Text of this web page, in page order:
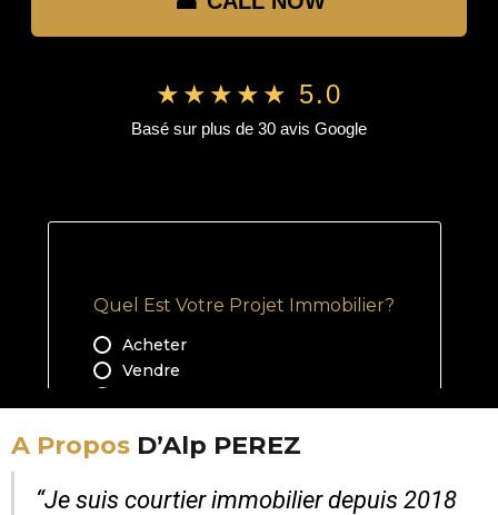
★★★★★ 5.0
Basé sur plus de 30 avis Google
A Propos D’Alp PEREZ
“Je suis courtier immobilier depuis 2018